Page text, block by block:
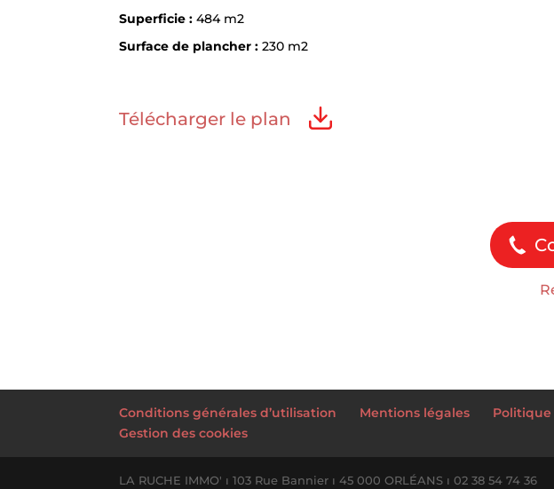
Superficie :484 m2
Surface de plancher :230 m2
Télécharger le plan
Conditions générales d’utilisation Mentions légales Politique
Gestion des cookies
LA RUCHE IMMO' ı 103 Rue Bannier ı 45 000 ORLÉANS ı 02 38 54 74 36